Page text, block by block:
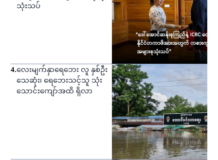
သုံးသပ်
4.လေးမျက်နှာရေဘေး လူ နှစ်ဦး
သေဆုံး၊ ရေဘေးသင့်သူ သုံး
သောင်းကျော်အထိ ရှိလာ